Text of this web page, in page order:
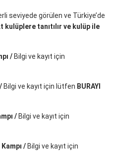
seviyede görülen ve Türkiye’de
kulüplere tanıtılır ve kulüp ile
/ Bilgi ve kayıt için
Bilgi ve kayıt için lütfen BURAYI
/ Bilgi ve kayıt için
/ Bilgi ve kayıt için